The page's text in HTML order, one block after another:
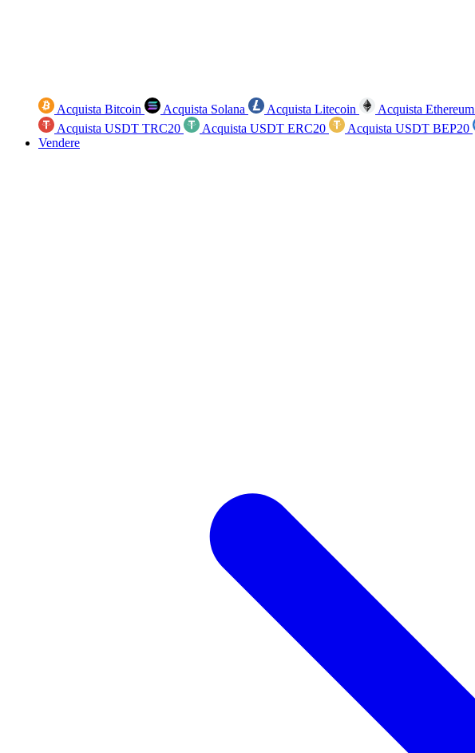
Acquista Bitcoin Acquista Solana Acquista Litecoin Acquista Ethereum
Acquista USDT TRC20
Acquista USDT ERC20 Acquista USDT BEP20
Vendere